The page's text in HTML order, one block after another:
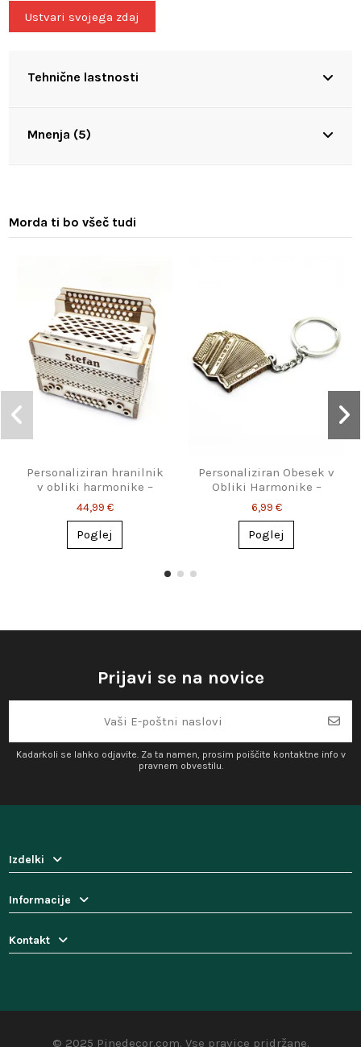
Ustvari svojega zdaj
Tehnične lastnosti
Mnenja (5)
Morda ti bo všeč tudi
Personaliziran hranilnik
v obliki harmonike –
Darilo za harmonikaše
44,99 €
Poglej
Personaliziran Obesek v
Obliki Harmonike –
Popolno Darilo za
Harmonikaše
6,99 €
Poglej
Prijavi se na novice
Kadarkoli se lahko odjavite. Za ta namen, prosim poiščite kontaktne info v
pravnem obvestilu.
Izdelki
Informacije
Kontakt
© 2025 Pinedecor.com. Vse pravice pridržane.